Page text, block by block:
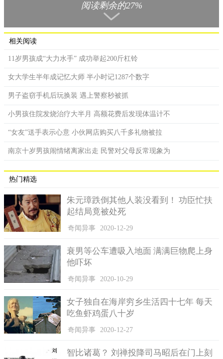
据了解这个中年男子家中住在五楼，事发的时候他为了迎接
了外面的防盗窗上面，整个人站在上面擦玻璃，但是没想到的是
防盗窗承受不了他的重量，接着人连着窗一起掉了下去。事情发
生命体征。
安装了七八年的时间，因此可能存在螺丝生锈的情况，而且当死
落的危险。目前黄先生的家人还无法接受这个事实，相关的善后
工作还在进行中。
其实这样的事情也并不是第一例了，之前有一个济南的女性
阅读剩余的27%
相关阅读
11岁男孩成“大力水手” 成功举起200斤杠铃
女大学生半年成记忆大师 半小时记1287个数字
男子盗窃手机后玩换装 遇上警察秒被抓
小男孩住院发烧治疗大半月 高额花费后发现体温计不
“女友”送手表示心意 小伙网店购买八千多礼物被拉
南京十岁男孩闹情绪离家出走 民警对父母反常现象为
热门精选
朱元璋跌倒其他人装没看到！ 功臣忙扶
起结局竟被处死
奇闻异事 2020-12-29
衰男等公车遭吸入地面 满满巨物爬上身
他吓坏
奇闻异事 2020-10-29
女子独自在海岸穷乡生活四十七年 每天
吃鱼虾鸡蛋八十岁
奇闻异事 2020-12-27
智比诸葛？ 刘禅投降司马昭后在门上刻